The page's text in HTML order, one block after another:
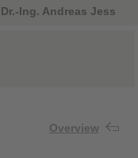
Ing. Andreas Jess
Overview